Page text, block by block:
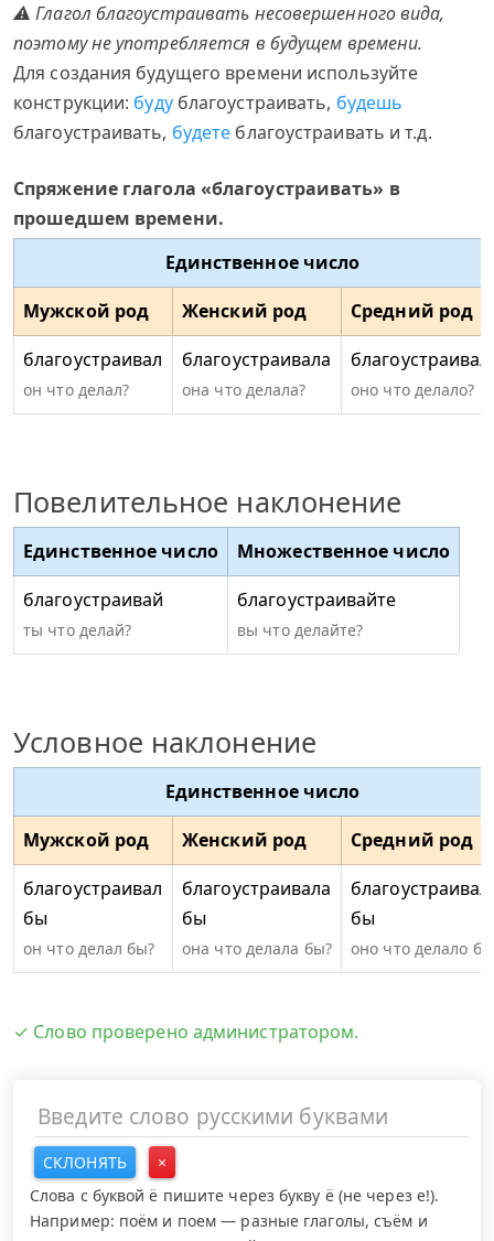
⚠ Глагол благоустраивать несовершенного вида,
поэтому не употребляется в будущем времени.
Для создания будущего времени используйте
конструкции: будублагоустраивать, будешь
благоустраивать, будете благоустраивать и т.д.
Спряжение глагола «благоустраивать» в
прошедшем времени.
Единственное число
Мужской род
Женский род
Средний род
благоустраивал
он что делал?
благоустраивала
она что делала? оно что делало?
Повелительное наклонение
Единственное число
Множественное число
благоустраивай
ты что делай?
благоустраивайте
вы что делайте?
Условное наклонение
Единственное число
Мужской род
Женский род
Средний род
благоустраивал
бы
он что делал бы?
благоустраивала
бы
она что делала бы?
бы
оно что делало
✓ Слово проверено администратором.
СКЛОНЯТЬ
×
Слова с буквой ё пишите через букву ё (не через е!).
Например: поём и поем — разные глаголы, съём и